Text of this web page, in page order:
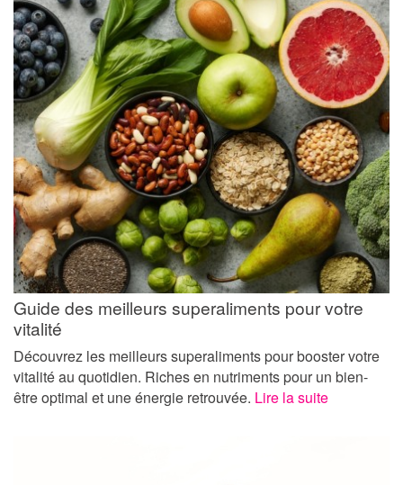
Guide des meilleurs superaliments pour votre
vitalité
Découvrez les meilleurs superaliments pour booster votre
vitalité au quotidien. Riches en nutriments pour un bien-
être optimal et une énergie retrouvée. Lire la suite